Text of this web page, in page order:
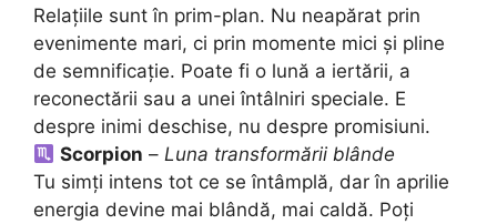
Relațiile sunt în prim-plan. Nu neapărat prin
evenimente mari, ci prin momente mici și pline
de semnificație. Poate fi o lună a iertării, a
reconectării sau a unei întâlniri speciale. E
despre inimi deschise, nu despre promisiuni.
Scorpion – Luna transformării blânde
Tu simți intens tot ce se întâmplă, dar în aprilie
energia devine mai blândă, mai caldă. Poți